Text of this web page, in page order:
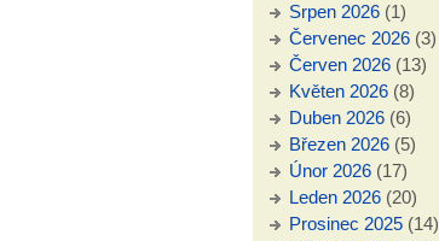
Srpen 2026 (1)
Červenec 2026 (3)
Červen 2026 (13)
Květen 2026 (8)
Duben 2026 (6)
Březen 2026 (5)
Únor 2026 (17)
Leden 2026 (20)
Prosinec 2025 (14)